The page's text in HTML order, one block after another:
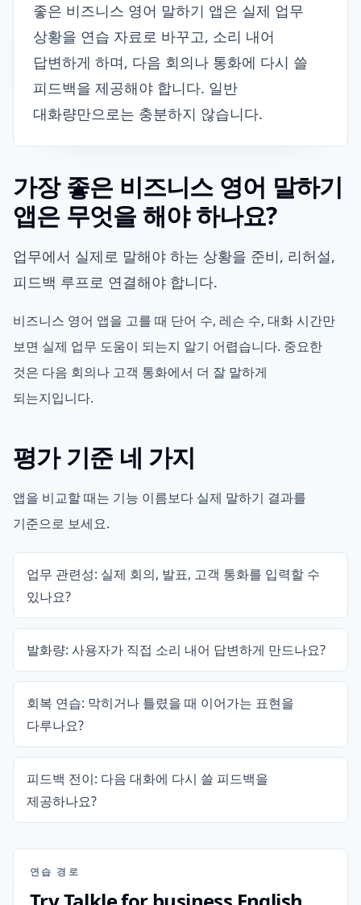
좋은 비즈니스 영어 말하기 앱은 실제 업무
상황을 연습 자료로 바꾸고, 소리 내어
답변하게 하며, 다음 회의나 통화에 다시 쓸
피드백을 제공해야 합니다. 일반
대화량만으로는 충분하지 않습니다.
가장 좋은 비즈니스 영어 말하기
앱은 무엇을 해야 하나요?
업무에서 실제로 말해야 하는 상황을 준비, 리허설,
피드백 루프로 연결해야 합니다.
비즈니스 영어 앱을 고를 때 단어 수, 레슨 수, 대화 시간만
보면 실제 업무 도움이 되는지 알기 어렵습니다. 중요한
것은 다음 회의나 고객 통화에서 더 잘 말하게
되는지입니다.
평가 기준 네 가지
앱을 비교할 때는 기능 이름보다 실제 말하기 결과를
기준으로 보세요.
업무 관련성: 실제 회의, 발표, 고객 통화를 입력할 수
있나요?
발화량: 사용자가 직접 소리 내어 답변하게 만드나요?
회복 연습: 막히거나 틀렸을 때 이어가는 표현을
다루나요?
피드백 전이: 다음 대화에 다시 쓸 피드백을
제공하나요?
연습 경로